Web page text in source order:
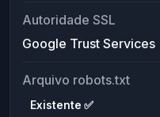
Autoridade SSL
Google Trust Services
Arquivo robots.txt
Existente ✅